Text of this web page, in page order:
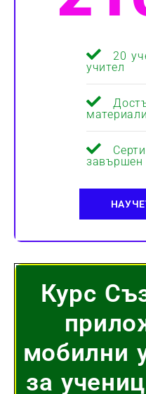
20
учител
материали
завършен
Курс
мобилни
за